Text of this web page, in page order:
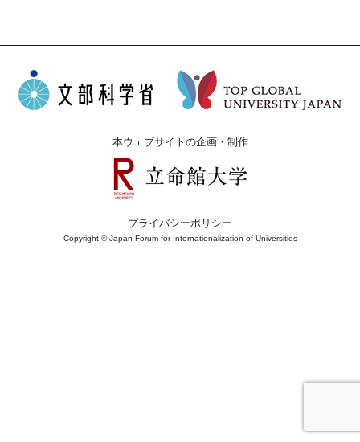
本ウェブサイトの企画・制作
プライバシーポリシー
Copyright © Japan Forum for Internationalization of Universities